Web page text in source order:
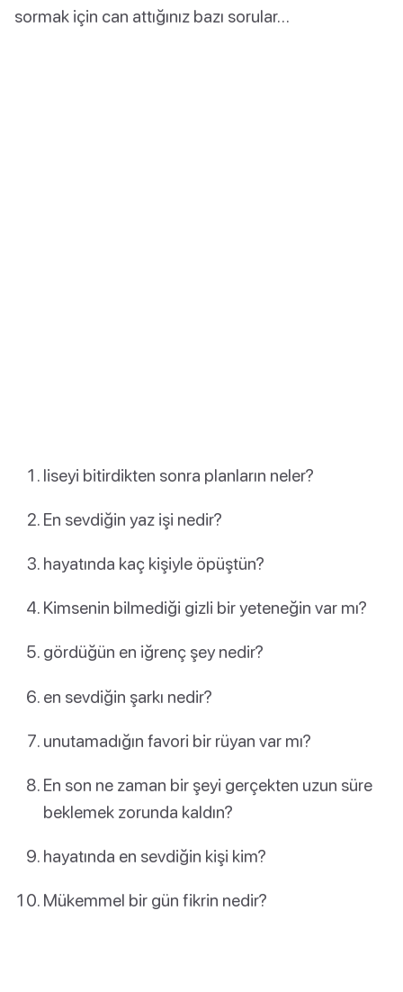
sormak için can attığınız bazı sorular…
liseyi bitirdikten sonra planların neler?
En sevdiğin yaz işi nedir?
hayatında kaç kişiyle öpüştün?
Kimsenin bilmediği gizli bir yeteneğin var mı?
gördüğün en iğrenç şey nedir?
en sevdiğin şarkı nedir?
unutamadığın favori bir rüyan var mı?
En son ne zaman bir şeyi gerçekten uzun süre
beklemek zorunda kaldın?
hayatında en sevdiğin kişi kim?
Mükemmel bir gün fikrin nedir?